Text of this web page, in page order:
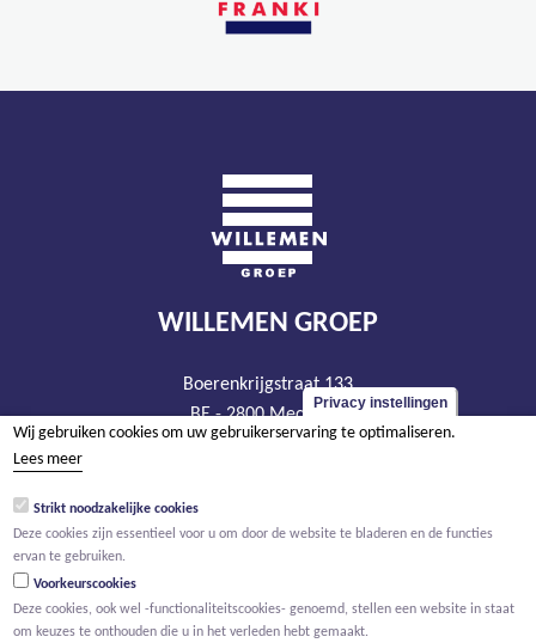
WILLEMEN GROEP
Boerenkrijgstraat 133
BE - 2800 Mechelen
tel +32 15 569 965
BTW BE 0466.256.432
Privacy instellingen
Wij gebruiken cookies om uw gebruikerservaring te optimaliseren.
Lees meer
Strikt noodzakelijke cookies
Deze cookies zijn essentieel voor u om door de website te bladeren en de functies
ervan te gebruiken.
Voorkeurscookies
Deze cookies, ook wel -functionaliteitscookies- genoemd, stellen een website in staat
om keuzes te onthouden die u in het verleden hebt gemaakt.